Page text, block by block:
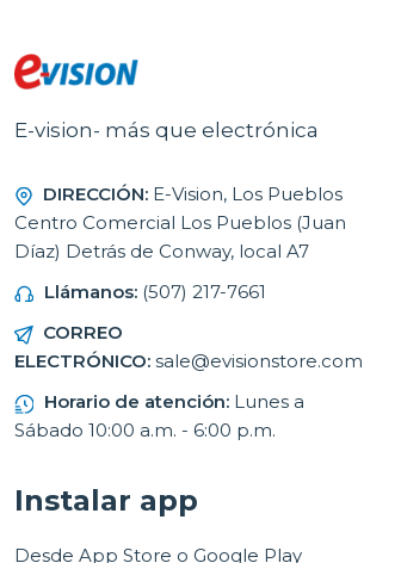
E-vision- más que electrónica
DIRECCIÓN: E-Vision, Los Pueblos
Centro Comercial Los Pueblos (Juan
Díaz) Detrás de Conway, local A7
Llámanos: (507) 217-7661
CORREO
ELECTRÓNICO: sale@evisionstore.com
Horario de atención: Lunes a
Sábado 10:00 a.m. - 6:00 p.m.
Instalar app
Desde App Store o Google Play